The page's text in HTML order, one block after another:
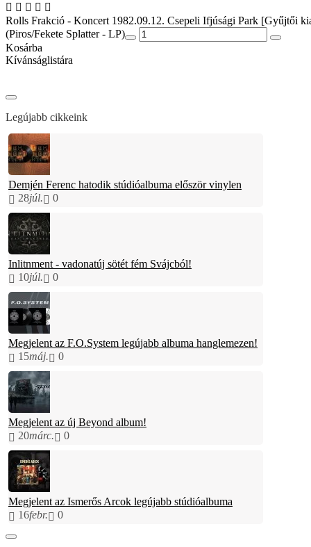
Rolls Frakció - Koncert 1982.09.12. Csepeli Ifjúsági Park [Gyűjtői
(Piros/Fekete Splatter - LP)
Kosárba
Kívánságlistára
Legújabb cikkeink
Demjén Ferenc hatodik stúdióalbuma először vinylen
28júl. 0
Inlitnment - vadonatúj sötét fém Svájcból!
10júl. 0
Megjelent az F.O.System legújabb albuma hanglemezen!
15máj. 0
Megjelent az új Beyond album!
20márc. 0
Megjelent az Ismerős Arcok legújabb stúdióalbuma
16febr. 0